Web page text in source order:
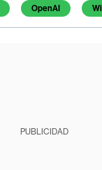
OpenAI
PUBLICIDAD